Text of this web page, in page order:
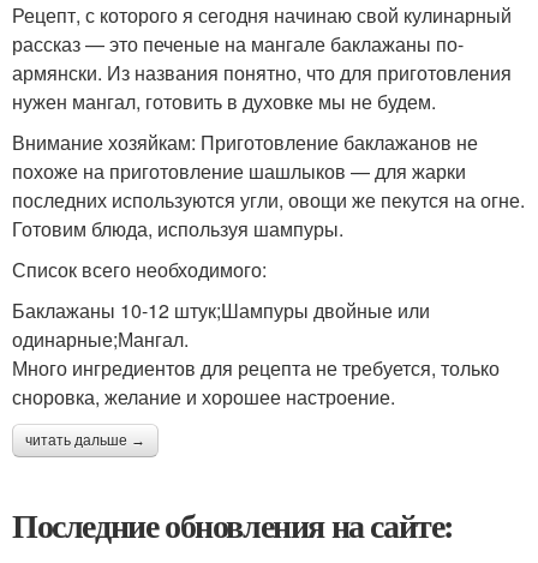
Рецепт, с которого я сегодня начинаю свой кулинарный
рассказ — это печеные на мангале баклажаны по-
армянски. Из названия понятно, что для приготовления
нужен мангал, готовить в духовке мы не будем.
Внимание хозяйкам: Приготовление баклажанов не
похоже на приготовление шашлыков — для жарки
последних используются угли, овощи же пекутся на огне.
Готовим блюда, используя шампуры.
Список всего необходимого:
Баклажаны 10-12 штук;Шампуры двойные или
одинарные;Мангал.
Много ингредиентов для рецепта не требуется, только
сноровка, желание и хорошее настроение.
читать дальше →
Последние обновления на сайте: